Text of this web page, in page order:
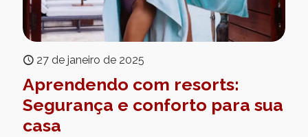
27 de janeiro de 2025
Aprendendo com resorts:
Segurança e conforto para sua
casa